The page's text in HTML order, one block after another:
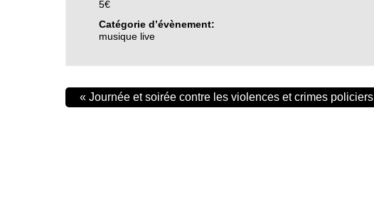
5€
Catégorie d’évènement:
musique live
« Journée et soirée contre les violences et crimes policiers